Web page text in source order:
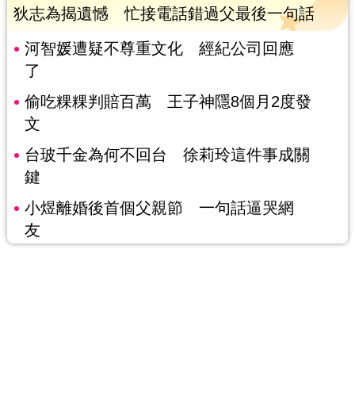
狄志為揭遺憾 忙接電話錯過父最後一句話
河智媛遭疑不尊重文化 經紀公司回應
了
偷吃粿粿判賠百萬 王子神隱8個月2度發
文
台玻千金為何不回台 徐莉玲這件事成關
鍵
小煜離婚後首個父親節 一句話逼哭網
友